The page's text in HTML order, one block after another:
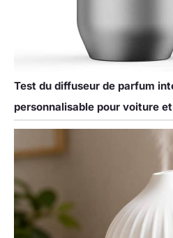
Test du diffuseur de parfum
personnalisable pour voiture